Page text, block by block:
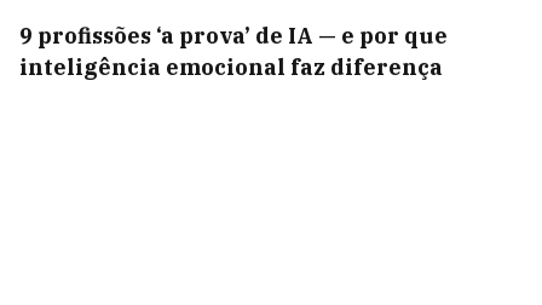
9 profissões ‘a prova’ de IA — e por que
inteligência emocional faz diferença